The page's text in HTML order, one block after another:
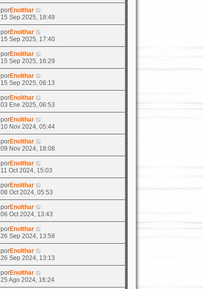
porEnolthar
15 Sep 2025, 18:49
porEnolthar
15 Sep 2025, 17:40
porEnolthar
15 Sep 2025, 16:29
porEnolthar
15 Sep 2025, 06:13
porEnolthar
03 Ene 2025, 06:53
porEnolthar
10 Nov 2024, 05:44
porEnolthar
09 Nov 2024, 18:08
porEnolthar
11 Oct 2024, 15:03
porEnolthar
08 Oct 2024, 05:53
porEnolthar
06 Oct 2024, 13:43
porEnolthar
26 Sep 2024, 13:58
porEnolthar
26 Sep 2024, 13:13
porEnolthar
25 Ago 2024, 16:24